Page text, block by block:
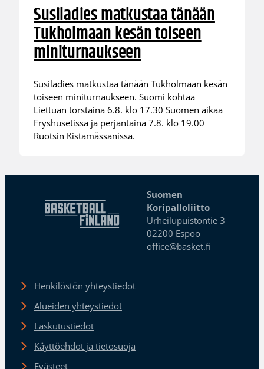
Susiladies matkustaa tänään
Tukholmaan kesän toiseen
miniturnaukseen
Susiladies matkustaa tänään Tukholmaan kesän
toiseen miniturnaukseen. Suomi kohtaa
Liettuan torstaina 6.8. klo 17.30 Suomen aikaa
Fryshusetissa ja perjantaina 7.8. klo 19.00
Ruotsin Kistamässanissa.
Suomen
Koripalloliitto
Urheilupuistontie 3
02200 Espoo
office@basket.fi
Henkilöstön yhteystiedot
Alueiden yhteystiedot
Laskutustiedot
Käyttöehdot ja tietosuoja
Evästeet